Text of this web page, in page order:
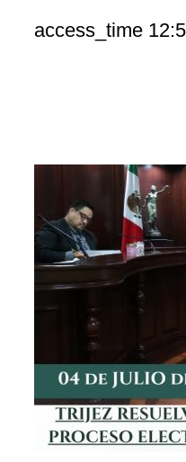
access_time